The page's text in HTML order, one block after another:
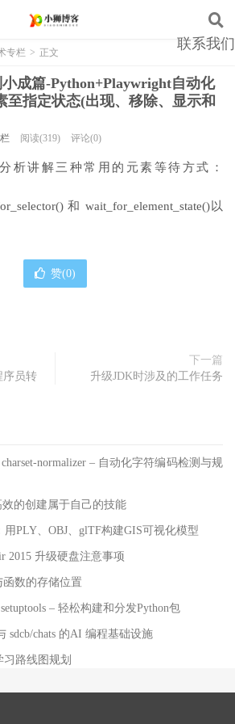
联系我们
专栏 > 正文
小成篇-Python+Playwright自动化
至指定状态(出现、移除、显示和
阅读(319) 评论(0)
析讲解三种常用的元素等待方式：
和 wait_for_element_state()以
赞(0)
序员转
下一篇
升级JDK时涉及的工作任务
normalizer – 自动化字符编码检测与规
效的创建属于自己的技能
PLY、OBJ、glTF构建GIS可视化模型
2015 升级硬盘注意事项
函数的存储位置
– 轻松构建和分发Python包
sdcb/chats 的AI 编程基础设施
习路线图规划